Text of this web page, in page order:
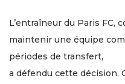
L’entraîneur du Paris FC,
maintenir une équipe
périodes de transfert,
a défendu cette décision.